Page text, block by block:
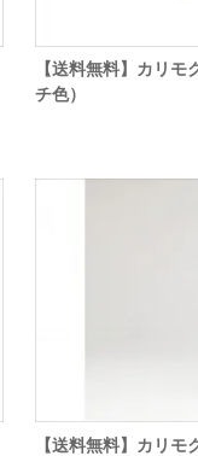
【送料無料】カリモ
チ色）
【送料無料】カリ